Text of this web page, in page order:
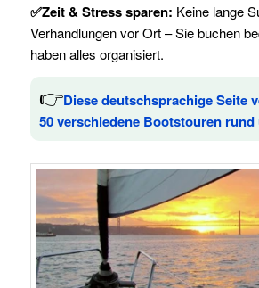
✅Zeit & Stress sparen: Keine lange
Verhandlungen vor Ort – Sie buchen
haben alles organisiert.
👉Diese deutschsprachige Seite
50 verschiedene Bootstouren